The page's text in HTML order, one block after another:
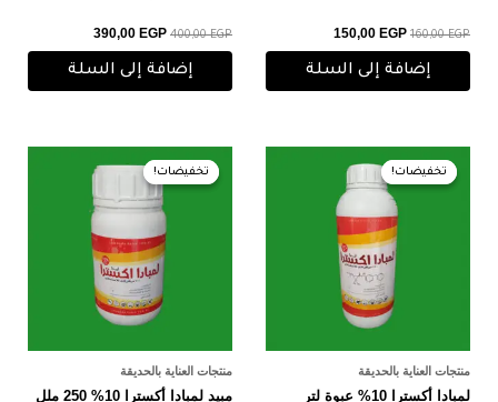
160,00EGP
150,00 EGP
إضافة إلى السلة
400,00EGP
390,00 EGP
إضافة إلى السلة
تخفيضات!
تخفيضات!
منتجات العناية بالحديقة
لمبادا أكسترا 10% عبوة لتر
السعر
الأصلي
هو:
550,00 EGP.
السعر
تخفيضات!
تخفيضات!
منتجات العناية بالحديقة
مبيد لمبادا أكسترا 10% 250 ملل
السعر
الأصلي
هو:
180,00 EGP.
السعر
الحالي
170,00 EGP.